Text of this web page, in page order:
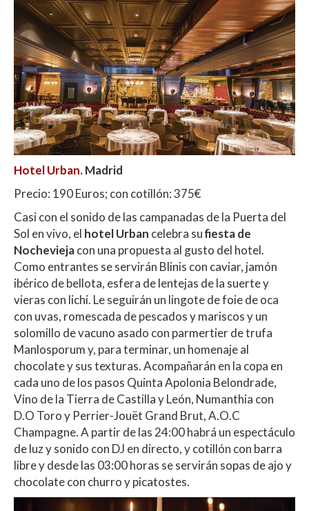
Hotel Urban. Madrid
Precio: 190 Euros; con cotillón: 375€
Casi con el sonido de las campanadas de la Puerta del
Sol en vivo, el hotel Urban celebra sufiesta de
Nocheviejacon una propuesta al gusto del hotel.
Como entrantes se servirán Blinis con caviar, jamón
ibérico de bellota, esfera de lentejas de la suerte y
vieras con lichi. Le seguirán un lingote de foie de oca
con uvas, romescada de pescados y mariscos y un
solomillo de vacuno asado con parmertier de trufa
Manlosporum y, para terminar, un homenaje al
chocolate y sus texturas. Acompañarán en la copa en
cada uno de los pasos Quinta Apolonia Belondrade,
Vino de la Tierra de Castilla y León, Numanthia con
D.O Toro y Perrier-Jouët Grand Brut, A.O.C
Champagne. A partir de las 24:00 habrá un espectáculo
de luz y sonido con DJ en directo, y cotillón con barra
libre y desde las 03:00 horas se servirán sopas de ajo y
chocolate con churro y picatostes.